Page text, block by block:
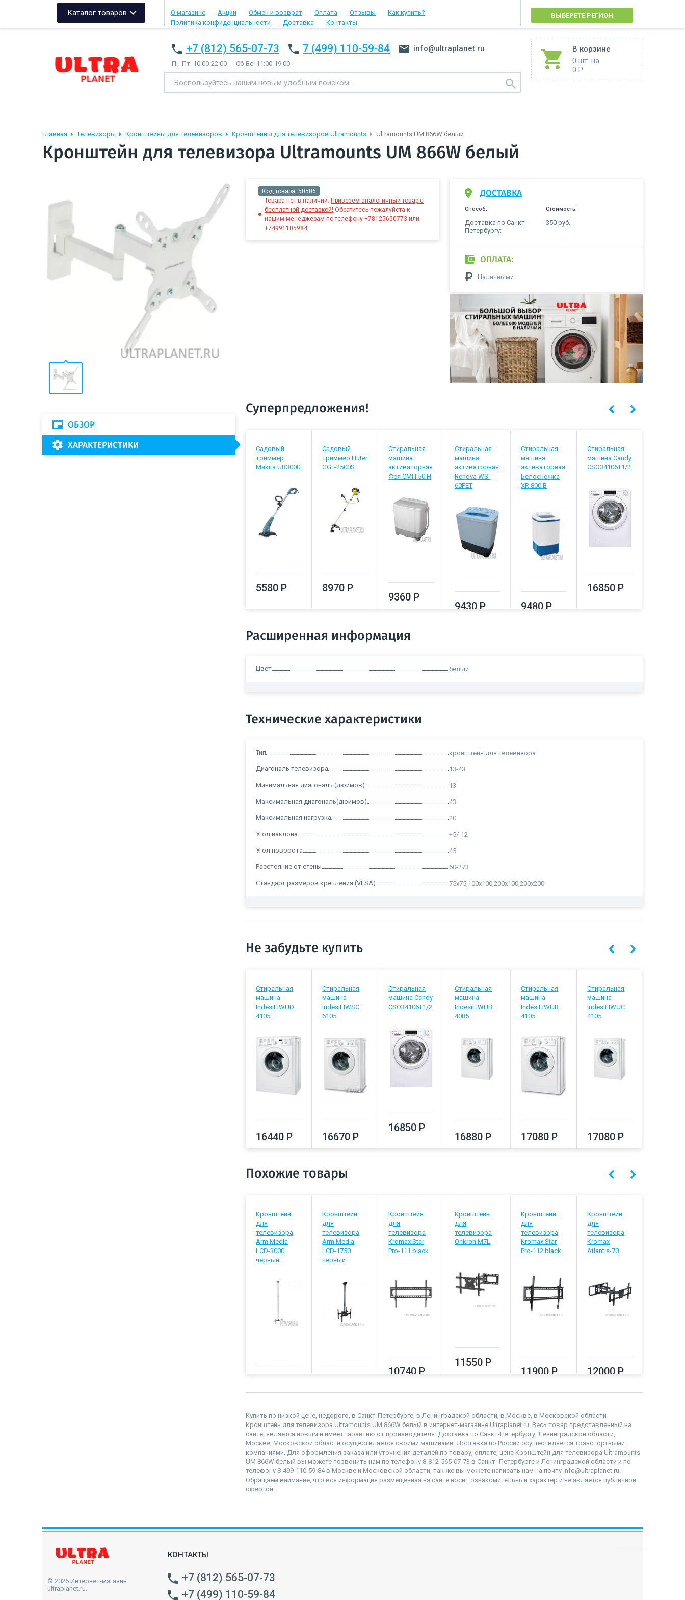
Каталог товаров О магазине Акции Обмен и возврат Оплата Отзывы
Как купить?
Политика конфиденциальности
Доставка Контакты
ВЫБЕРЕТЕ РЕГИОН
В корзине
0 шт. на
0 Р
+7 (812) 565-07-73 7 (499) 110-59-84 info@ultraplanet.ru
Пн-Пт: 10:00-22:00 Сб-Вс: 11:00-19:00
Главная Телевизоры Кронштейны для телевизоров Кронштейны для телевизоров Ultramounts Ultramounts UM 866W белый
Кронштейн для телевизора Ultramounts UM 866W белый
ОБЗОР
ХАРАКТЕРИСТИКИ
Код товара: 50506
Товара нет в наличии. Привезём аналогичный товар с
бесплатной доставкой! Обратитесь пожалуйста к
нашим менеджерам по телефону +78125650773 или
+74991105984.
ДОСТАВКА
Способ: Стоимость:
Доставка по Санкт-
Петербургу:
350 руб.
ОПЛАТА:
Наличными
Суперпредложения!
Садовый
триммер
Makita UR3000
5580 Р
Садовый
триммер Huter
GGT-2500S
8970 Р
Стиральная
машина
активаторная
Фея СМП 50 Н
9360 Р
Стиральная
машина
активаторная
Renova WS-
60PET
9430 Р
Стиральная
машина
активаторная
Белоснежка
XR 800 B
9480 Р
Стиральная
машина Candy
CSO34106T1/2
16850 Р
Расширенная информация
Цвет белый
Технические характеристики
Тип кронштейн для телевизора
Диагональ телевизора 13-43
Минимальная диагональ (дюймов) 13
Максимальная диагональ(дюймов) 43
Максимальная нагрузка 20
Угол наклона +5/-12
Угол поворота 45
Расстояние от стены 60-273
Стандарт размеров крепления (VESA) 75х75,100х100,200х100,200х200
Не забудьте купить
Стиральная
машина
Indesit IWUD
4105
16440 Р
Стиральная
машина
Indesit IWSC
6105
16670 Р
Стиральная
машина Candy
CSO34106T1/2
16850 Р
Стиральная
машина
Indesit IWUB
4085
16880 Р
Стиральная
машина
Indesit IWUB
4105
17080 Р
Стиральная
машина
Indesit IWUC
4105
17080 Р
Похожие товары
Кронштейн
для
телевизора
Arm Media
LCD-3000
черный
Кронштейн
для
телевизора
Arm Media
LCD-1750
черный
Кронштейн
для
телевизора
Kromax Star
Pro-111 black
10740 Р
Кронштейн
для
телевизора
Onkron M7L
11550 Р
Кронштейн
для
телевизора
Kromax Star
Pro-112 black
11900 Р
Кронштейн
для
телевизора
Kromax
Atlantis-70
12000 Р
Купить по низкой цене, недорого, в Санкт-Петербурге, в Ленинградской области, в Москве, в Московской области
Кронштейн для телевизора Ultramounts UM 866W белый в интернет-магазине Ultraplanet.ru. Весь товар представленный на
сайте, является новым и имеет гарантию от производителя. Доставка по Санкт-Петербургу, Ленинградской области,
Москве, Московской области осуществляется своими машинами. Доставка по России осуществляется транспортными
компаниями. Для оформления заказа или уточнения деталей по товару, оплате, цене Кронштейн для телевизора Ultramounts
UM 866W белый вы можете позвонить нам по телефону 8-812-565-07-73 в Санкт- Петербурге и Ленинградской области и по
телефону 8-499-110-59-84 в Москве и Московской области, так же вы можете написать нам на почту info@ultraplanet.ru.
Обращаем внимание, что вся информация размещенная на сайте носит ознакомительный характер и не является публичной
офертой.
© 2026 Интернет-магазин
ultraplanet.ru.
КОНТАКТЫ
+7 (812) 565-07-73
+7 (499) 110-59-84
наверх